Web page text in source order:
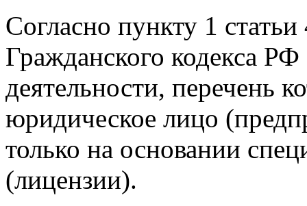
Согласно пункту 1
Гражданского кодекса
деятельности, перечень
юридическое лицо
только на основании
(лицензии).